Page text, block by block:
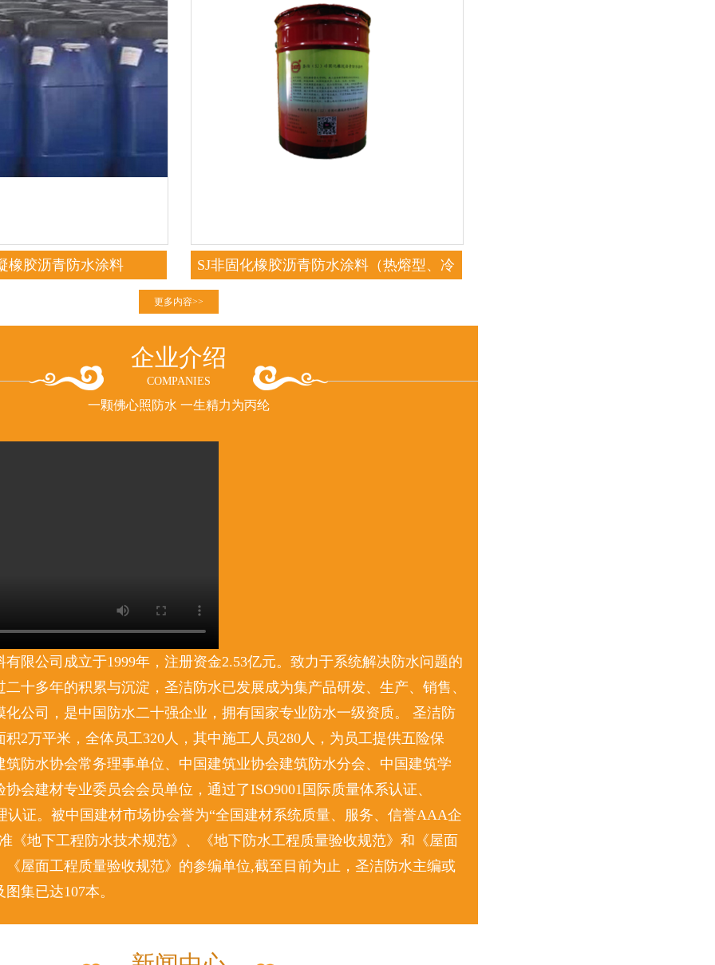
橡胶沥青防水涂料
SJ非固化橡胶沥青防水涂料（热熔型、冷
更多内容>>
企业介绍
COMPANIES
一颗佛心照防水 一生精力为丙纶
限公司成立于1999年，注册资金2.53亿元。致力于系统解决防水问题的
十多年的积累与沉淀，圣洁防水已发展成为集产品研发、生产、销售、
化公司，是中国防水二十强企业，拥有国家专业防水一级资质。 圣洁防
2万平米，全体员工320人，其中施工人员280人，为员工提供五险保
筑防水协会常务理事单位、中国建筑业协会建筑防水分会、中国建筑学
会建材专业委员会会员单位，通过了ISO9001国际质量体系认证、
认证。被中国建材市场协会誉为“全国建材系统质量、服务、信誉AAA企
《地下工程防水技术规范》、《地下防水工程质量验收规范》和《屋面
《屋面工程质量验收规范》的参编单位,截至目前为止，圣洁防水主编或
集已达107本。